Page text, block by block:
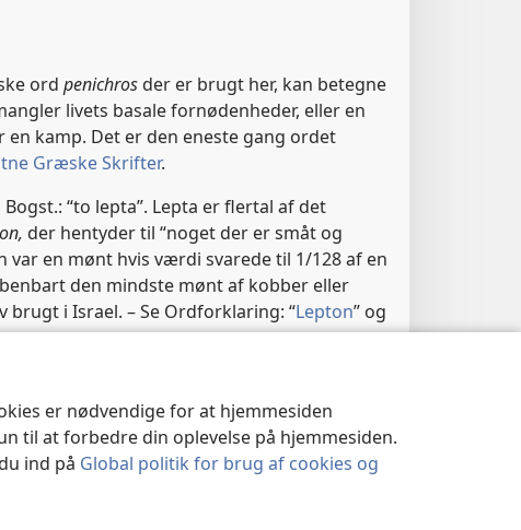
er nødvendige for at hjemmesiden
til at forbedre din oplevelse på hjemmesiden.
ind på Global politik for brug af cookies og
ord penichrosder er brugt her, kan betegne
livets basale fornødenheder, eller en
en kamp. Det er den eneste gang ordet
Græske Skrifter.
Bogst.: “to lepta”. Lepta er flertal af det
der hentyder til “noget der er småt og
var en mønt hvis værdi svarede til 1/128 af en
den mindste mønt af kobber eller
brugt i Israel. – Se Ordforklaring: “Lepton” og